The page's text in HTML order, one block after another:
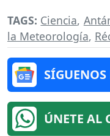
TAGS: Ciencia,
la Meteorología,
ÚNETE AL